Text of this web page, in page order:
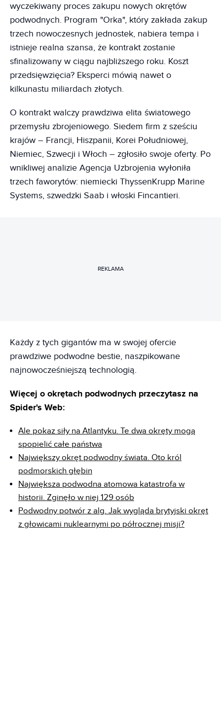
wyczekiwany proces zakupu nowych okrętów
podwodnych. Program "Orka", który zakłada zakup
trzech nowoczesnych jednostek, nabiera tempa i
istnieje realna szansa, że kontrakt zostanie
sfinalizowany w ciągu najbliższego roku. Koszt
przedsięwzięcia? Eksperci mówią nawet o
kilkunastu miliardach złotych.
O kontrakt walczy prawdziwa elita światowego
przemysłu zbrojeniowego. Siedem firm z sześciu
krajów – Francji, Hiszpanii, Korei Południowej,
Niemiec, Szwecji i Włoch – zgłosiło swoje oferty. Po
wnikliwej analizie Agencja Uzbrojenia wyłoniła
trzech faworytów: niemiecki ThyssenKrupp Marine
Systems, szwedzki Saab i włoski Fincantieri.
REKLAMA
Każdy z tych gigantów ma w swojej ofercie
prawdziwe podwodne bestie, naszpikowane
najnowocześniejszą technologią.
Więcej o okrętach podwodnych przeczytasz na
Spider's Web:
Ale pokaz siły na Atlantyku. Te dwa okręty mogą
spopielić całe państwa
Największy okręt podwodny świata. Oto król
podmorskich głębin
Największa podwodna atomowa katastrofa w
historii. Zginęło w niej 129 osób
Podwodny potwór z alg. Jak wygląda brytyjski okręt
z głowicami nuklearnymi po półrocznej misji?